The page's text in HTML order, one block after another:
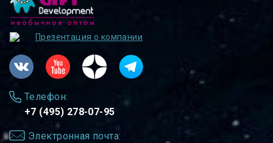
Презентация о компании
Телефон:
+7 (495) 278-07-95
Электронная почта: